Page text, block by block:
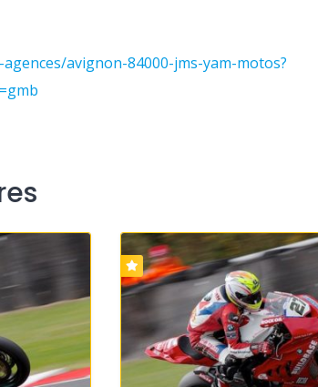
avignon-84000-jms-yam-motos?